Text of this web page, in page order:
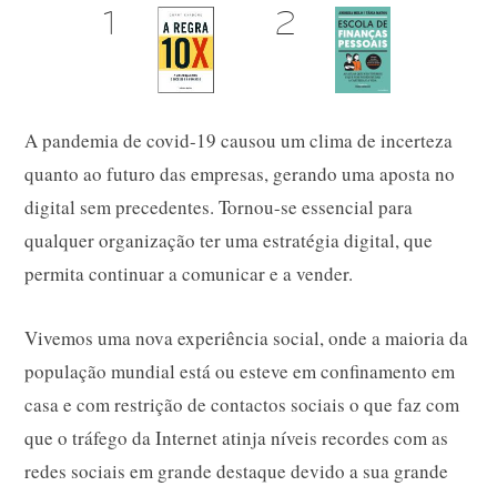
A pandemia de covid-19 causou um clima de incerteza
quanto ao futuro das empresas, gerando uma aposta no
digital sem precedentes. Tornou-se essencial para
qualquer organização ter uma estratégia digital, que
permita continuar a comunicar e a vender.
Vivemos uma nova experiência social, onde a maioria da
população mundial está ou esteve em confinamento em
casa e com restrição de contactos sociais o que faz com
que o tráfego da Internet atinja níveis recordes com as
redes sociais em grande destaque devido a sua grande